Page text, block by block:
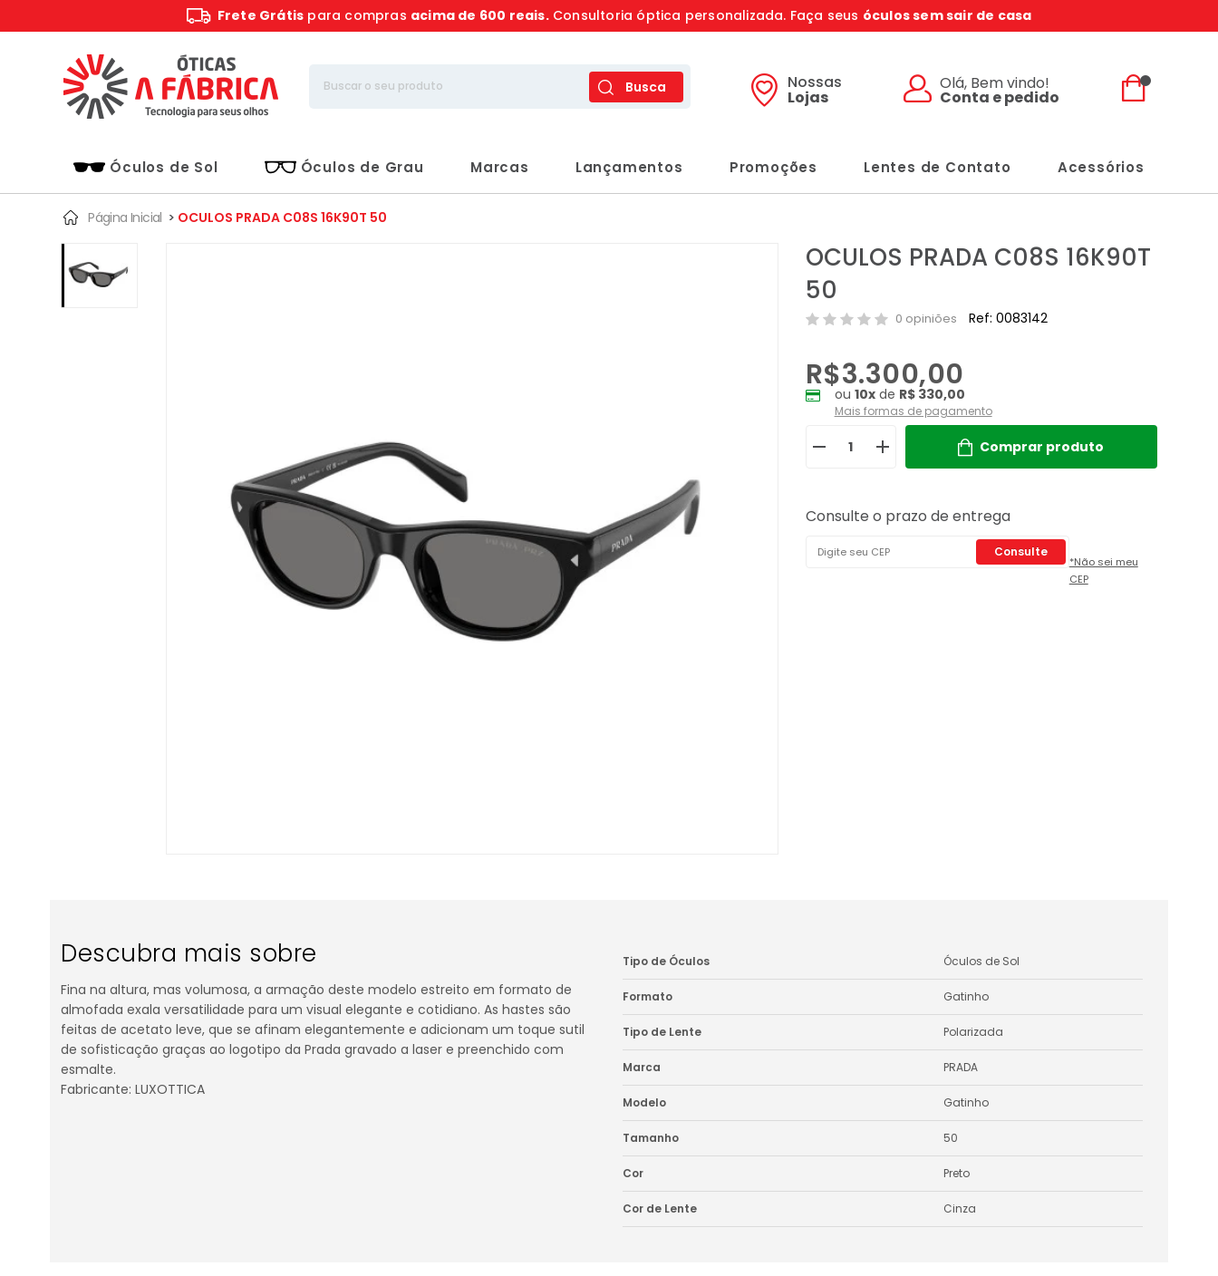
Frete Grátis para compras acima de 600 reais.Consultoria óptica personalizada. Faça seus óculos sem sair de casa
Busca Nossas
Lojas
Olá, Bem vindo!
Conta e pedido
Óculos de Sol Óculos de Grau Marcas Lançamentos Promoções Lentes de Contato Acessórios
Página Inicial > OCULOS PRADA C08S 16K90T 50
OCULOS PRADA C08S 16K90T
50
0 opiniões Ref: 0083142
R$3.300,00
ou 10xde R$ 330,00
Mais formas de pagamento
Comprar produto
Consulte o prazo de entrega
Consulte
*Não sei meu
CEP
Descubra mais sobre
Fina na altura, mas volumosa, a armação deste modelo estreito em formato de
almofada exala versatilidade para um visual elegante e cotidiano. As hastes são
feitas de acetato leve, que se afinam elegantemente e adicionam um toque sutil
de sofisticação graças ao logotipo da Prada gravado a laser e preenchido com
esmalte.
Fabricante: LUXOTTICA
Tipo de Óculos Óculos de Sol
Formato Gatinho
Tipo de Lente Polarizada
Marca PRADA
Modelo Gatinho
Tamanho 50
Cor Preto
Cor de Lente Cinza